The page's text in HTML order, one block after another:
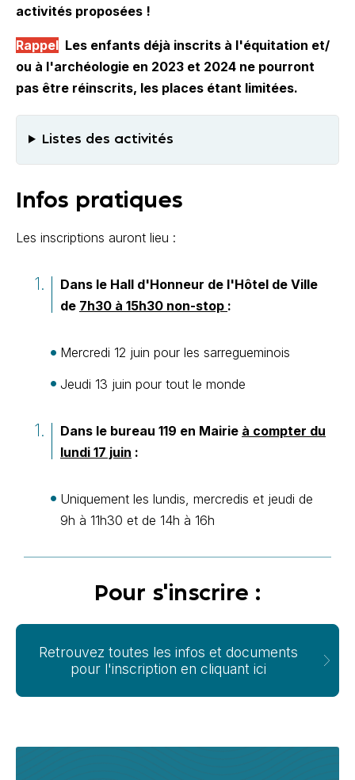
activités proposées !
Rappel Les enfants déjà inscrits à l'équitation et/
ou à l'archéologie en 2023 et 2024 ne pourront
pas être réinscrits, les places étant limitées.
Listes des activités
Infos pratiques
Les inscriptions auront lieu :
Dans le Hall d'Honneur de l'Hôtel de Ville
de 7h30 à 15h30 non-stop :
Mercredi 12 juin pour les sarregueminois
Jeudi 13 juin pour tout le monde
Dans le bureau 119 en Mairie à compter du
lundi 17 juin :
Uniquement les lundis, mercredis et jeudi de
9h à 11h30 et de 14h à 16h
Pour s'inscrire :
Retrouvez toutes les infos et documents
pour l'inscription en cliquant ici